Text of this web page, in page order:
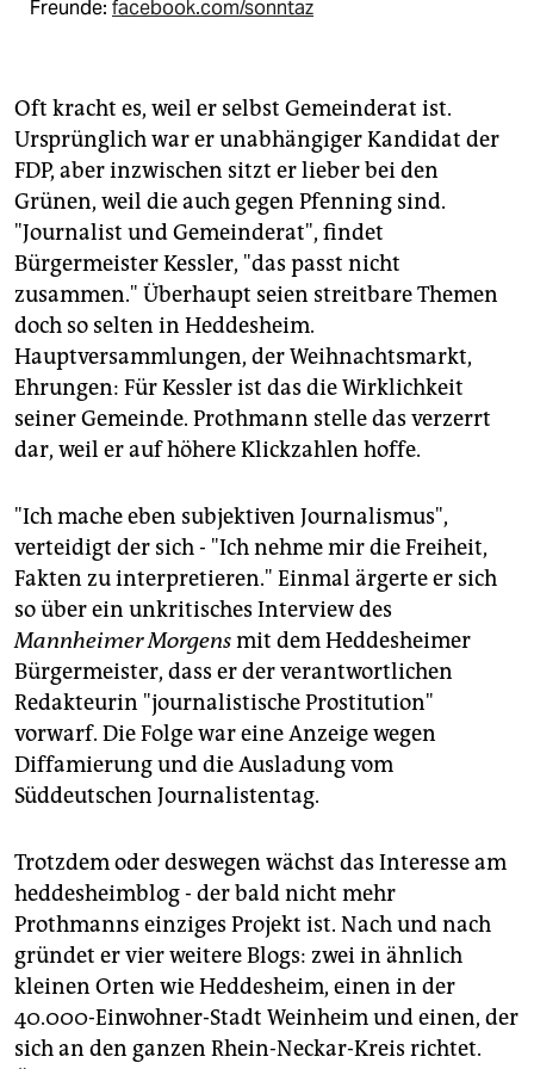
Freunde: facebook.com/sonntaz
Oft kracht es, weil er selbst Gemeinderat ist.
Ursprünglich war er unabhängiger Kandidat der
FDP, aber inzwischen sitzt er lieber bei den
Grünen, weil die auch gegen Pfenning sind.
"Journalist und Gemeinderat", findet
Bürgermeister Kessler, "das passt nicht
zusammen." Überhaupt seien streitbare Themen
doch so selten in Heddesheim.
Hauptversammlungen, der Weihnachtsmarkt,
Ehrungen: Für Kessler ist das die Wirklichkeit
seiner Gemeinde. Prothmann stelle das verzerrt
dar, weil er auf höhere Klickzahlen hoffe.
"Ich mache eben subjektiven Journalismus",
verteidigt der sich - "Ich nehme mir die Freiheit,
Fakten zu interpretieren." Einmal ärgerte er sich
so über ein unkritisches Interview des
Mannheimer Morgensmit dem Heddesheimer
Bürgermeister, dass er der verantwortlichen
Redakteurin "journalistische Prostitution"
vorwarf. Die Folge war eine Anzeige wegen
Diffamierung und die Ausladung vom
Süddeutschen Journalistentag.
Trotzdem oder deswegen wächst das Interesse am
heddesheimblog - der bald nicht mehr
Prothmanns einziges Projekt ist. Nach und nach
gründet er vier weitere Blogs: zwei in ähnlich
kleinen Orten wie Heddesheim, einen in der
40.000-Einwohner-Stadt Weinheim und einen, der
sich an den ganzen Rhein-Neckar-Kreis richtet.